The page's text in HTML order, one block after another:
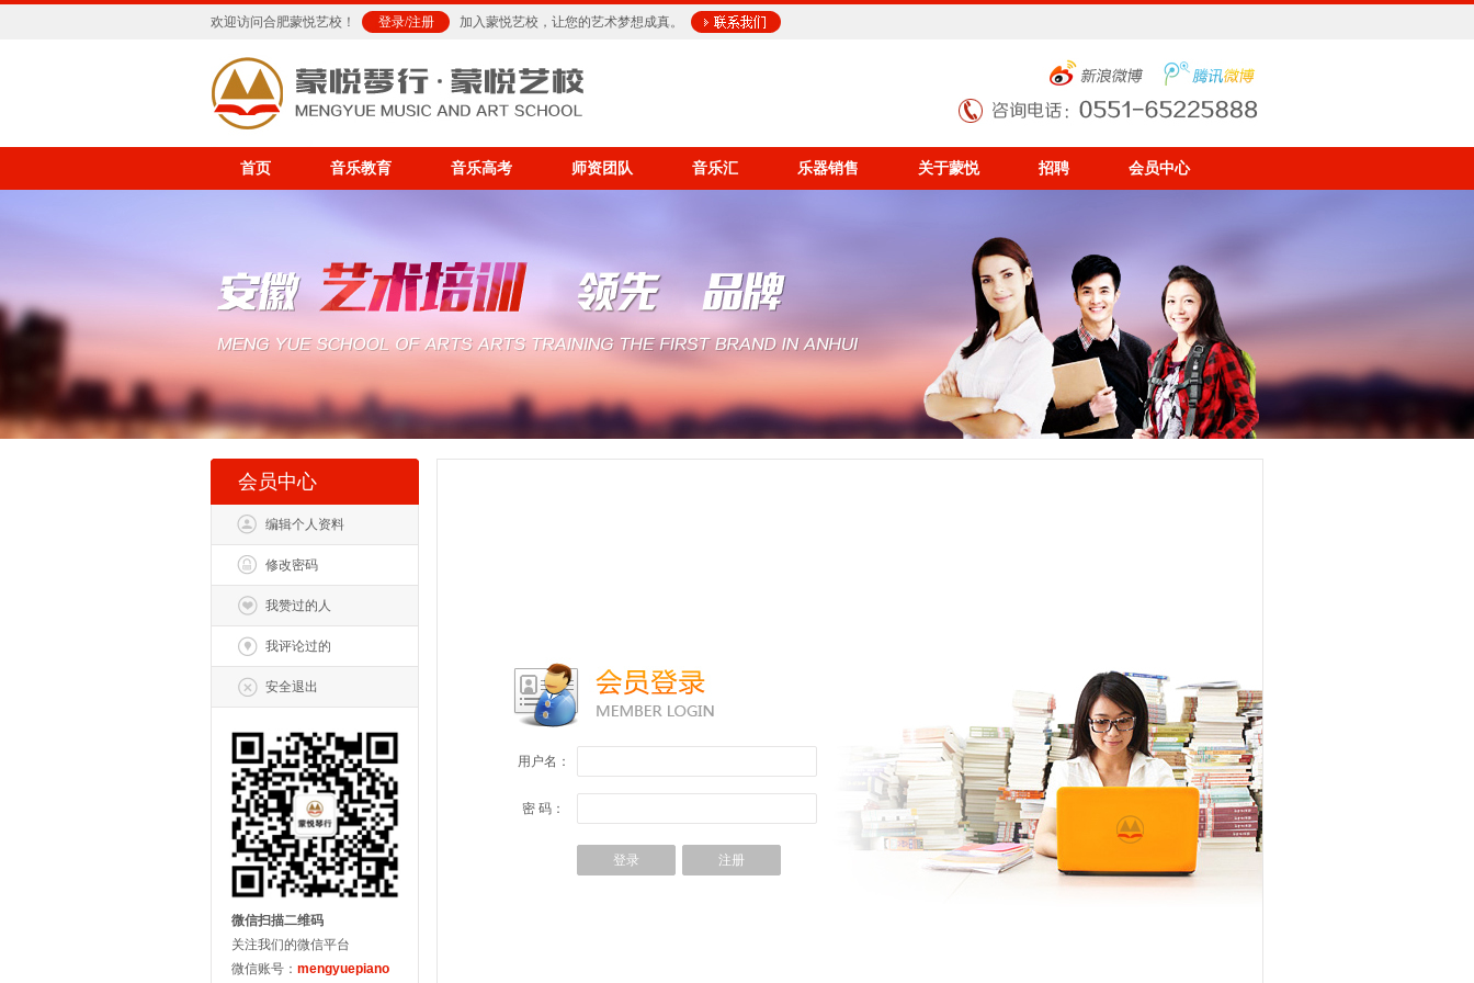
欢迎访问合肥蒙悦艺校！ 登录/注册 加入蒙悦艺校，让您的艺术梦想成真。
首页 音乐教育 音乐高考 师资团队 音乐汇 乐器销售 关于蒙悦 招聘 会员中心
会员中心
编辑个人资料
修改密码
我赞过的人
我评论过的
安全退出
微信扫描二维码
关注我们的微信平台
微信账号： mengyuepiano
用户名：
密 码：